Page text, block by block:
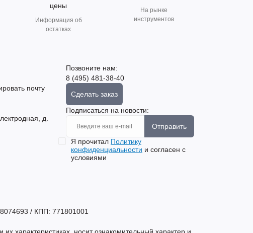
цены
Информация об
остатках
На рынке
инструментов
почту
д.
Позвоните нам:
8 (495) 481-38-40
Сделать заказ
Подписаться на новости:
Отправить
Я прочитал Политику
конфиденциальности и согласен с
условиями
/ КПП: 771801001